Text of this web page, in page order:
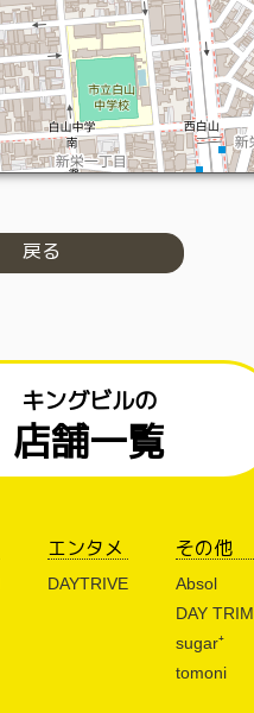
戻る
キングビルの
店舗一覧
エンタメ
DAYTRIVE
その他
Absol
DAY TRIM
sugar⁺
tomoni